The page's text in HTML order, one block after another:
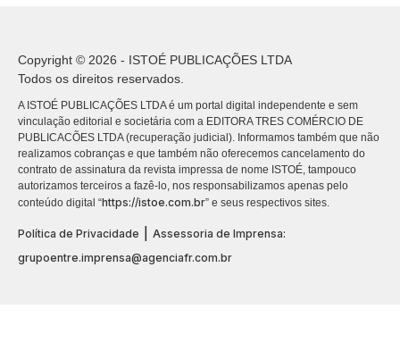
Copyright © 2026 - ISTOÉ PUBLICAÇÕES LTDA
Todos os direitos reservados.
A ISTOÉ PUBLICAÇÕES LTDA é um portal digital independente e sem
vinculação editorial e societária com a EDITORA TRES COMÉRCIO DE
PUBLICACÕES LTDA (recuperação judicial). Informamos também que não
realizamos cobranças e que também não oferecemos cancelamento do
contrato de assinatura da revista impressa de nome ISTOÉ, tampouco
autorizamos terceiros a fazê-lo, nos responsabilizamos apenas pelo
conteúdo digital “https://istoe.com.br” e seus respectivos sites.
Política de Privacidade | Assessoria de Imprensa:
grupoentre.imprensa@agenciafr.com.br